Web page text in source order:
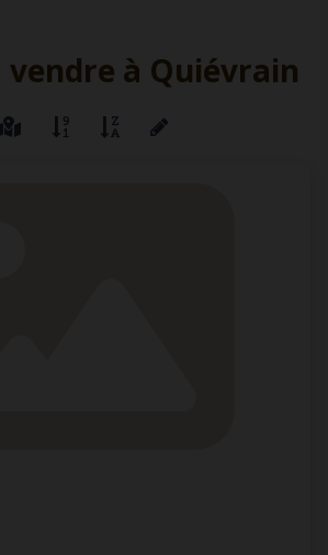
vendre à Quiévrain